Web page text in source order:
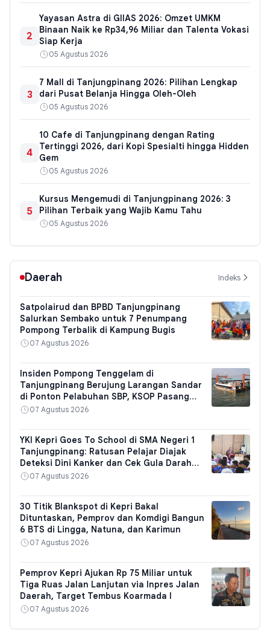
2
Yayasan Astra di GIIAS 2026: Omzet UMKM
Binaan Naik ke Rp34,96 Miliar dan Talenta Vokasi
Siap Kerja
05 Agustus 2026
3
7 Mall di Tanjungpinang 2026: Pilihan Lengkap
dari Pusat Belanja Hingga Oleh-Oleh
05 Agustus 2026
4
10 Cafe di Tanjungpinang dengan Rating
Tertinggi 2026, dari Kopi Spesialti hingga Hidden
Gem
05 Agustus 2026
5
Kursus Mengemudi di Tanjungpinang 2026: 3
Pilihan Terbaik yang Wajib Kamu Tahu
05 Agustus 2026
Daerah Indeks
Satpolairud dan BPBD Tanjungpinang
Salurkan Sembako untuk 7 Penumpang
Pompong Terbalik di Kampung Bugis
07 Agustus 2026
Insiden Pompong Tenggelam di
Tanjungpinang Berujung Larangan Sandar
di Ponton Pelabuhan SBP, KSOP Pasang
Papan Peringatan
07 Agustus 2026
YKI Kepri Goes To School di SMA Negeri 1
Tanjungpinang: Ratusan Pelajar Diajak
Deteksi Dini Kanker dan Cek Gula Darah
Gratis
07 Agustus 2026
30 Titik Blankspot di Kepri Bakal
Dituntaskan, Pemprov dan Komdigi Bangun
6 BTS di Lingga, Natuna, dan Karimun
07 Agustus 2026
Pemprov Kepri Ajukan Rp 75 Miliar untuk
Tiga Ruas Jalan Lanjutan via Inpres Jalan
Daerah, Target Tembus Koarmada I
07 Agustus 2026